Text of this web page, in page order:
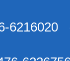
6216020